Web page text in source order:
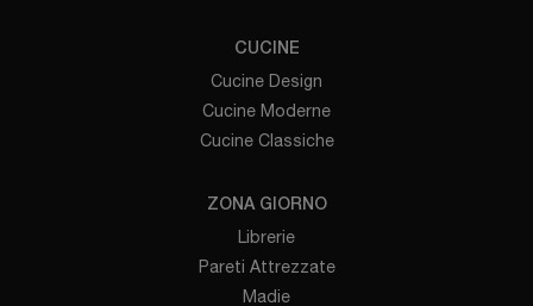
CUCINE
Cucine Design
Cucine Moderne
Cucine Classiche
ZONA GIORNO
Librerie
Pareti Attrezzate
Madie